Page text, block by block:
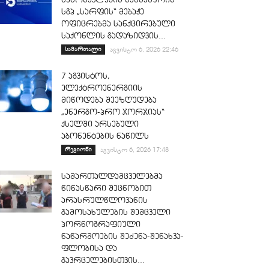
სგპ „სარფის“ მებაჟე
ოფიცრებმა სანქცირებული
საქონლის გადაზიდვის...
სამართალი აგვისტო 6, 2026 22:46
7 აგვისტოს,
ელექტროენერგიის
მიწოდება შეეზღუდება
„ენერგო-პრო ჯორჯიას“
ქსელში არსებული
აბონენტების ნაწილს
რეგიონი აგვისტო 6, 2026 17:48
სამართალდამცველებმა
წინასწარი შეცნობით
არასრულწლოვანის
გამოსახულების შემცველი
პორნოგრაფიული
ნაწარმოების შეძენა-შენახვა-
ფლობისა და
გავრცელებისთვის...